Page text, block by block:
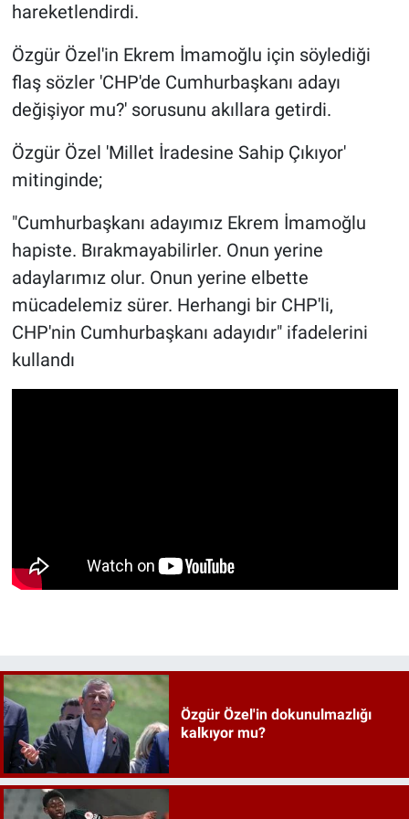
hareketlendirdi.
Özgür Özel'in Ekrem İmamoğlu için söylediği
flaş sözler 'CHP'de Cumhurbaşkanı adayı
değişiyor mu?' sorusunu akıllara getirdi.
Özgür Özel 'Millet İradesine Sahip Çıkıyor'
mitinginde;
"Cumhurbaşkanı adayımız Ekrem İmamoğlu
hapiste. Bırakmayabilirler. Onun yerine
adaylarımız olur. Onun yerine elbette
mücadelemiz sürer. Herhangi bir CHP'li,
CHP'nin Cumhurbaşkanı adayıdır" ifadelerini
kullandı
Özgür Özel'in dokunulmazlığı
kalkıyor mu?